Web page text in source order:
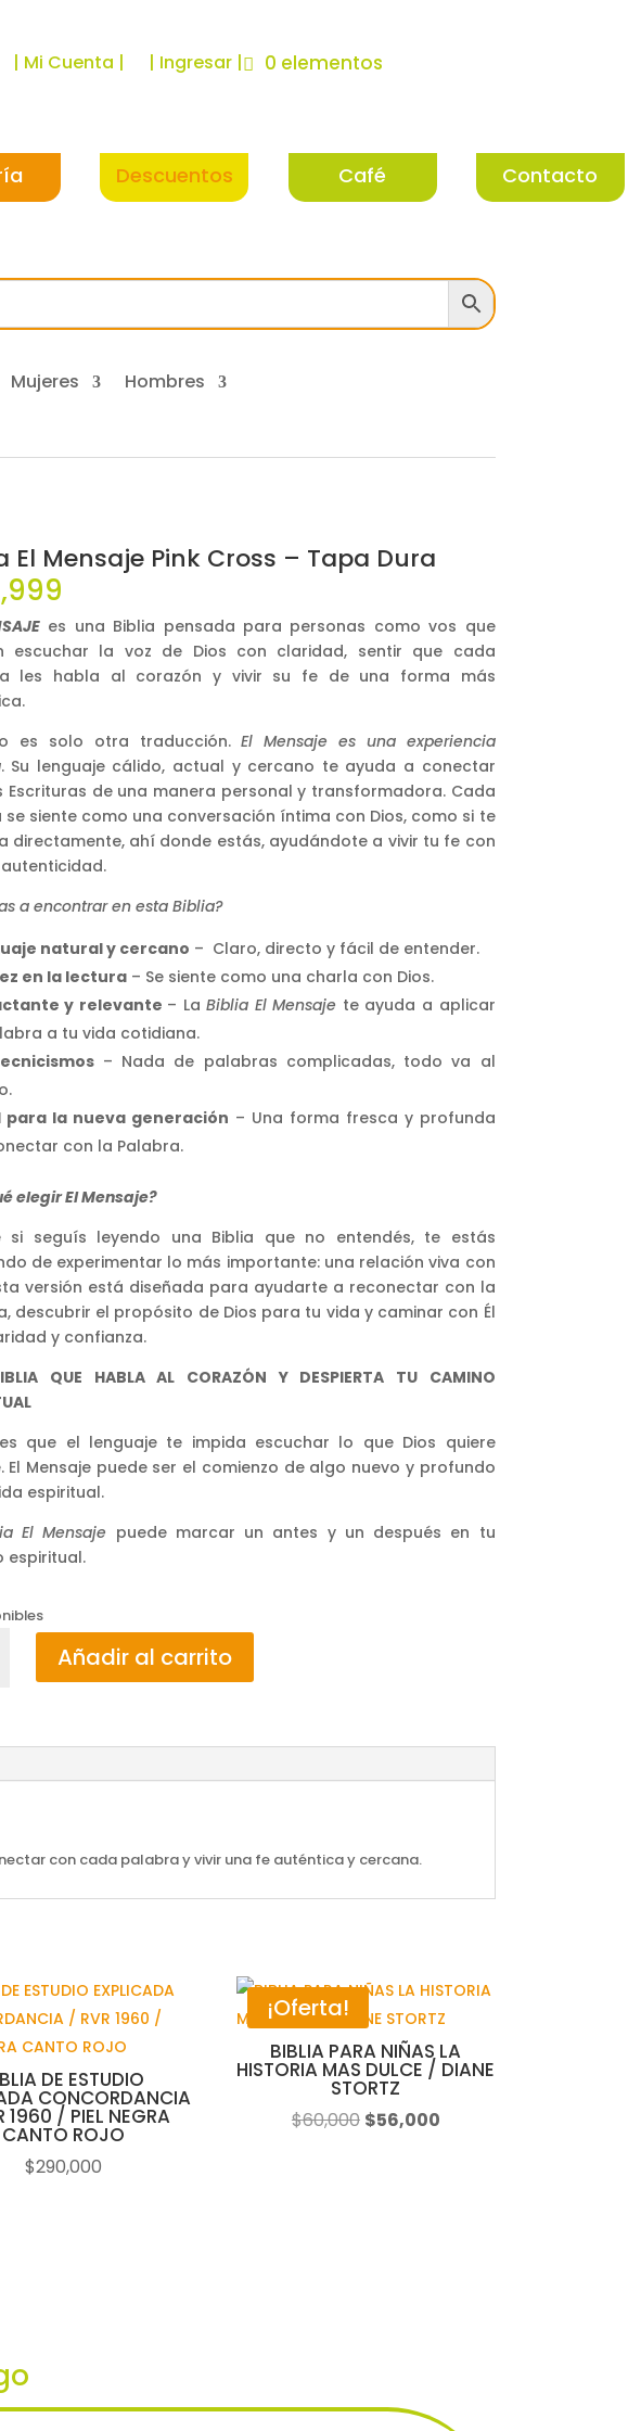
| Mi Cuenta | | Ingresar | 0 elementos
Descuentos Café Contacto
Mujeres Hombres
El Mensaje Pink Cross – Tapa Dura
es una Biblia pensada para personas como vos que
escuchar la voz de Dios con claridad, sentir que cada
les habla al corazón y vivir su fe de una forma más
es solo otra traducción.El Mensaje es una experiencia
. Su lenguaje cálido, actual y cercano te ayuda a conectar
Escrituras de una manera personal y transformadora. Cada
se siente como una conversación íntima con Dios, como si te
directamente, ahí donde estás, ayudándote a vivir tu fe con
a encontrar en esta Biblia?
natural y cercano – Claro, directo y fácil de entender.
en la lectura– Se siente como una charla con Dios.
y relevante – LaBiblia El Mensaje te ayuda a aplicar
a tu vida cotidiana.
– Nada de palabras complicadas, todo va al
para la nueva generación – Una forma fresca y profunda
con la Palabra.
elegir El Mensaje?
si seguís leyendo una Biblia que no entendés, te estás
de experimentar lo más importante: una relación viva con
versión está diseñada para ayudarte a reconectar con la
descubrir el propósito de Dios para tu vida y caminar con Él
y confianza.
QUE HABLA AL CORAZÓN Y DESPIERTA TU CAMINO
que el lenguaje te impida escuchar lo que Dios quiere
El Mensaje puede ser el comienzo de algo nuevo y profundo
espiritual.
El Mensaje puede marcar un antes y un después en tu
espiritual.
Añadir al carrito
con cada palabra y vivir una fe auténtica y cercana.
DE ESTUDIO
CONCORDANCIA
1960 / PIEL NEGRA
CANTO ROJO
$290,000
¡Oferta!
BIBLIA PARA NIÑAS LA
HISTORIA MAS DULCE / DIANE
STORTZ
$60,000 El
$56,000El